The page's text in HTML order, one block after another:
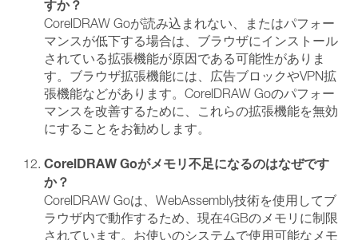
すか？
CorelDRAW Goが読み込まれない、またはパフォー
マンスが低下する場合は、ブラウザにインストール
されている拡張機能が原因である可能性がありま
す。ブラウザ拡張機能には、広告ブロックやVPN拡
張機能などがあります。CorelDRAW Goのパフォー
マンスを改善するために、これらの拡張機能を無効
にすることをお勧めします。
CorelDRAW Goがメモリ不足になるのはなぜです
か？
CorelDRAW Goは、WebAssembly技術を使用してブ
ラウザ内で動作するため、現在4GBのメモリに制限
されています。お使いのシステムで使用可能なメモ